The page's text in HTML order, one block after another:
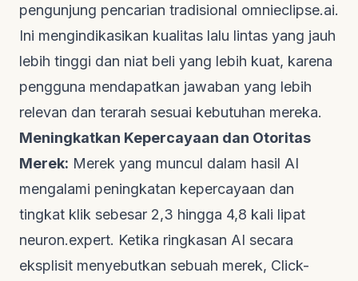
pengunjung pencarian tradisional omnieclipse.ai.
Ini mengindikasikan kualitas lalu lintas yang jauh
lebih tinggi dan niat beli yang lebih kuat, karena
pengguna mendapatkan jawaban yang lebih
relevan dan terarah sesuai kebutuhan mereka.
Meningkatkan Kepercayaan dan Otoritas
Merek: Merek yang muncul dalam hasil AI
mengalami peningkatan kepercayaan dan
tingkat klik sebesar 2,3 hingga 4,8 kali lipat
neuron.expert. Ketika ringkasan AI secara
eksplisit menyebutkan sebuah merek, Click-